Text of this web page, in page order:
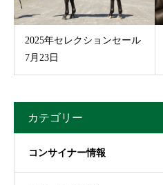
2025年セレクションセール
7月23日
カテゴリー
コンサイナー情報